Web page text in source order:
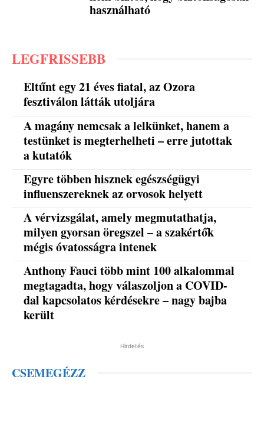
használható
LEGFRISSEBB
Eltűnt egy 21 éves fiatal, az Ozora
fesztiválon látták utoljára
A magány nemcsak a lelkünket, hanem a
testünket is megterhelheti – erre jutottak
a kutatók
Egyre többen hisznek egészségügyi
influenszereknek az orvosok helyett
A vérvizsgálat, amely megmutathatja,
milyen gyorsan öregszel – a szakértők
mégis óvatosságra intenek
Anthony Fauci több mint 100 alkalommal
megtagadta, hogy válaszoljon a COVID-
dal kapcsolatos kérdésekre – nagy bajba
került
Hirdetés
CSEMEGÉZZ